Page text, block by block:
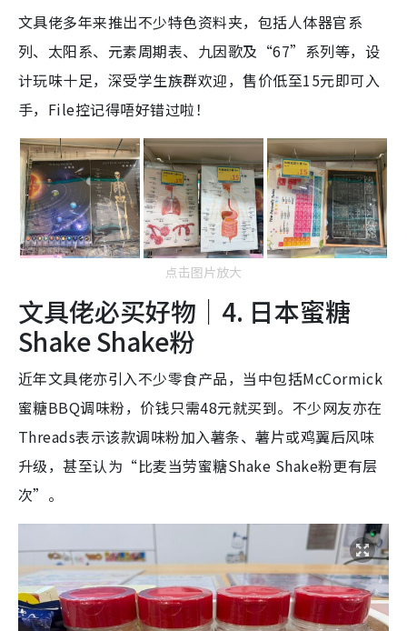
文具佬多年来推出不少特色资料夹，包括人体器官系
列、太阳系、元素周期表、九因歌及“67”系列等，设
计玩味十足，深受学生族群欢迎，售价低至15元即可入
手，File控记得唔好错过啦！
点击图片放大
文具佬必买好物｜4. 日本蜜糖
Shake Shake粉
近年文具佬亦引入不少零食产品，当中包括McCormick
蜜糖BBQ调味粉，价钱只需48元就买到。不少网友亦在
Threads表示该款调味粉加入薯条、薯片或鸡翼后风味
升级，甚至认为“比麦当劳蜜糖Shake Shake粉更有层
次”。